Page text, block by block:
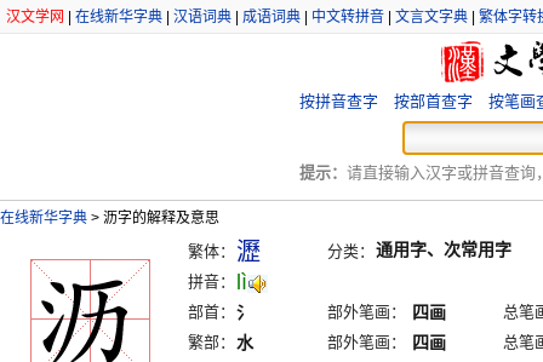
汉文学网 在线新华字典 汉语词典 成语词典 中文转拼音 文言文字典 繁体字转
按拼音查字 按部首查字 按笔画
提示： 请直接输入汉字或拼音查询
在线新华字典 > 沥字的解释及意思
繁体： 瀝 分类： 通用字、次常用字
拼音： lì
部首： 氵 部外笔画： 四画
总笔
繁部：
水 部外笔画： 四画
总笔